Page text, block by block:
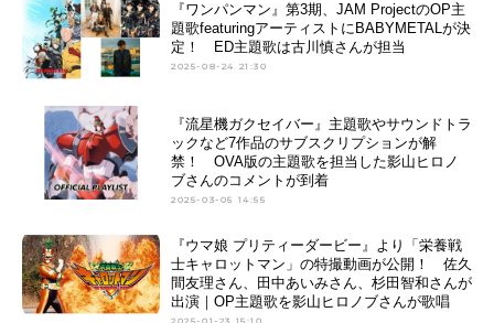
『ワンパンマン』第3期、JAM ProjectのOP主
題歌featuringアーティストにBABYMETALが決
定！ ED主題歌は古川慎さんが担当
2025-08-24 21:30
『流星機ガクセイバー』主題歌やサウンドトラ
ックなど7作品のサブスクリプションが解
禁！ OVA版の主題歌を担当した影山ヒロノ
ブさんのコメントが到着
2025-03-05 14:55
『ウマ娘 プリティーダービー』より「栄養戦
士キャロットマン」の特撮動画が公開！ 佐久
間友理さん、田中あいみさん、杉田智和さんが
出演｜OP主題歌を影山ヒロノブさんが歌唱